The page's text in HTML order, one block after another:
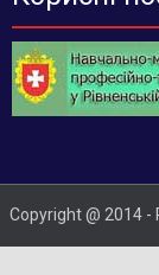
Copyright @ 2014 -